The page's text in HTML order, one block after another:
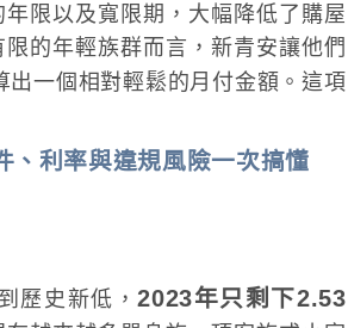
限以及寬限期，大幅降低了購屋
的年輕族群而言，新青安讓他們
出一個相對輕鬆的月付金額。這項
、利率與違規風險一次搞懂
歷史新低，2023年只剩下2.53